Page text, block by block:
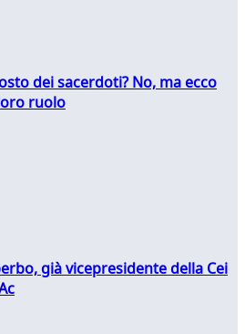
dei sacerdoti? No, ma ecco
ruolo
già vicepresidente della Cei